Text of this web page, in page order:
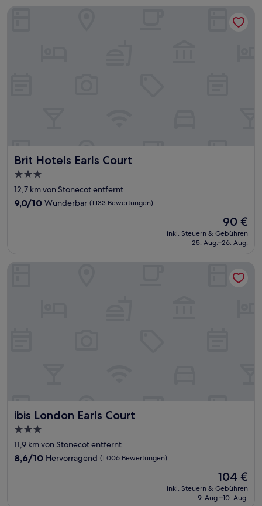
Bewertungen)
Brit Hotels Earls Court
Brit Hotels Earls Court
3.0-
Sterne-
Unterkunft
12,7 km von Stonecot entfernt
9.0
9,0/10 Wunderbar (1.133 Bewertungen)
Der
Preis
beträgt
90 €
inkl. Steuern & Gebühren
25. Aug.–26. Aug.
ibis London Earls Court
ibis London Earls Court
3.0-
Sterne-
Unterkunft
11,9 km von Stonecot entfernt
8.6
8,6/10 Hervorragend (1.006 Bewertungen)
Der
Preis
beträgt
104 €
inkl. Steuern & Gebühren
9. Aug.–10. Aug.
ibis London Earls Court